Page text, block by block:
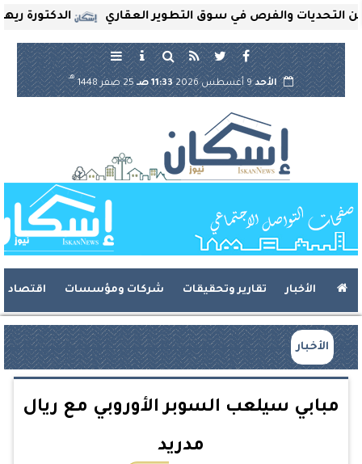
الدكتورة ريهام والفرص في سوق التطوير العقاري
الأحد9 أغسطس 2026 11:33 صـ 25 صفر 1448
هـ
الأخبار تقارير وتحقيقات شركات ومؤسسات اقتصاد
الأخبار
مبابي سيلعب السوبر الأوروبي مع ريال
مدريد